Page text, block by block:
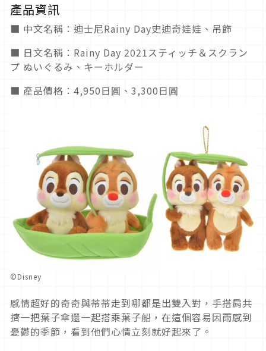
產品資訊
■ 中文名稱：迪士尼Rainy Day史迪奇娃娃、吊飾
■ 日文名稱：Rainy Day 2021スティッチ＆スクラン
プ ぬいぐるみ、キーホルダー
■ 產品價格：4,950日圓、3,300日圓
©Disney
感情超好的奇奇與蒂蒂走到哪都是出雙入對，手搭肩共
擠一把葉子傘還一起搭乘葉子船，在這個容易因雨感到
憂鬱的季節，看到他們心情立刻就好起來了。